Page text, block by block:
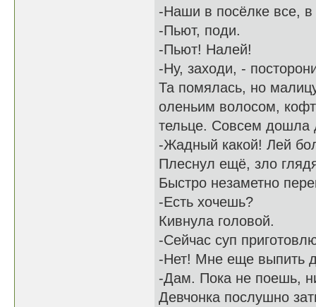
-Наши в посёлке все, в
-Пьют, поди.
-Пьют! Налей!
-Ну, заходи, -
Та помялась, но
оленьим волосом,
тельце. Совсем дошла
-Жадный какой! Лей
Плеснул ещё, зло
Быстро незаметно
-Есть хочешь?
Кивнула головой.
-Сейчас суп
-Нет! Мне еще выпить
-Дам. Пока не поешь,
Девчонка послушно